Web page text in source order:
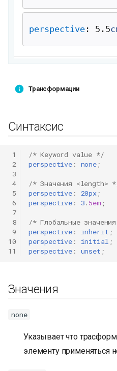
Трансформации
Синтаксис
1
2
3
4
5
6
7
8
9
10
11
/* Keyword value */
perspective: none;
/* Значения <length>
perspective: 20px;
perspective: 3. 5em ;
/* Глобальные
perspective: inherit ;
perspective: initial ;
perspective: unset ;
Значения
none
Указывает что
элементу применяться